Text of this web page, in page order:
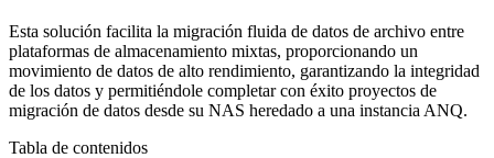
Esta solución facilita la migración fluida de datos de archivo entre
plataformas de almacenamiento mixtas, proporcionando un
movimiento de datos de alto rendimiento, garantizando la integridad
de los datos y permitiéndole completar con éxito proyectos de
migración de datos desde su NAS heredado a una instancia ANQ.
Tabla de contenidos